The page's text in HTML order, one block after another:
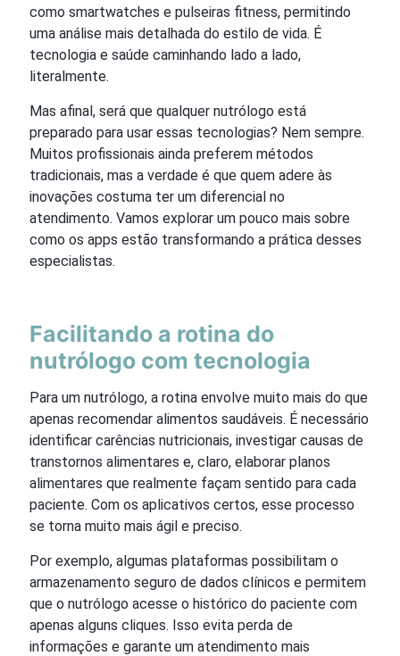
como smartwatches e pulseiras fitness, permitindo
uma análise mais detalhada do estilo de vida. É
tecnologia e saúde caminhando lado a lado,
literalmente.
Mas afinal, será que qualquer nutrólogo está
preparado para usar essas tecnologias? Nem sempre.
Muitos profissionais ainda preferem métodos
tradicionais, mas a verdade é que quem adere às
inovações costuma ter um diferencial no
atendimento. Vamos explorar um pouco mais sobre
como os apps estão transformando a prática desses
especialistas.
Facilitando a rotina do
nutrólogo com tecnologia
Para um nutrólogo, a rotina envolve muito mais do que
apenas recomendar alimentos saudáveis. É necessário
identificar carências nutricionais, investigar causas de
transtornos alimentares e, claro, elaborar planos
alimentares que realmente façam sentido para cada
paciente. Com os aplicativos certos, esse processo
se torna muito mais ágil e preciso.
Por exemplo, algumas plataformas possibilitam o
armazenamento seguro de dados clínicos e permitem
que o nutrólogo acesse o histórico do paciente com
apenas alguns cliques. Isso evita perda de
informações e garante um atendimento mais